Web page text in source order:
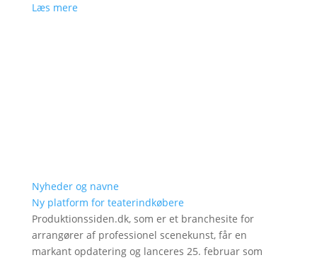
Læs mere
Nyheder og navne
Ny platform for teaterindkøbere
Produktionssiden.dk, som er et branchesite for
arrangører af professionel scenekunst, får en
markant opdatering og lanceres 25. februar som